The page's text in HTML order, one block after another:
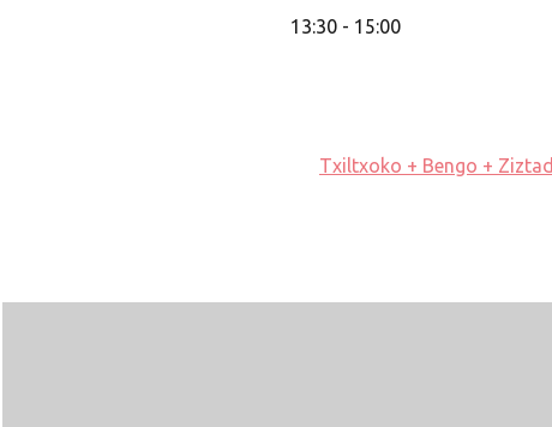
13:30 - 15:00
Txiltxoko + Bengo +